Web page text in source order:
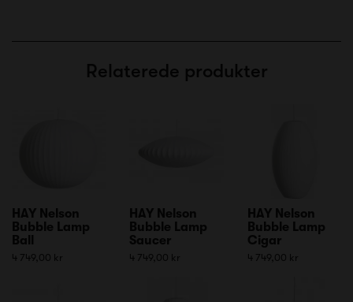
Relaterede produkter
HAY Nelson
Bubble Lamp
Ball
4 749,00 kr
HAY Nelson
Bubble Lamp
Saucer
4 749,00 kr
HAY Nelson
Bubble Lamp
Cigar
4 749,00 kr